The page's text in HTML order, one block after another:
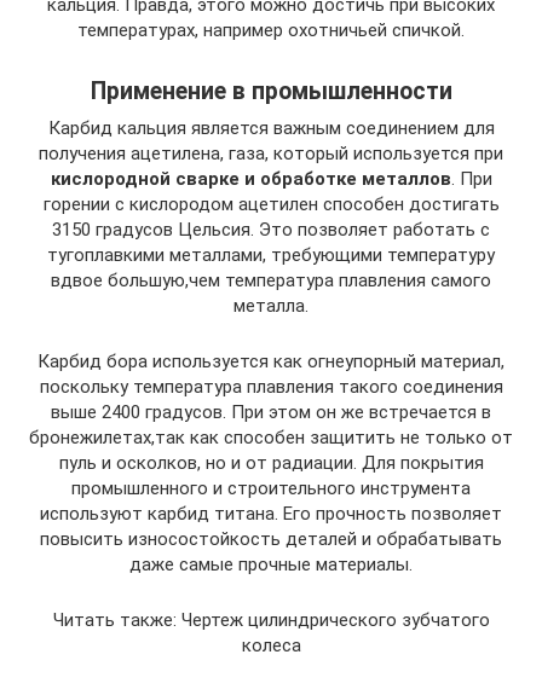
кальция. Правда, этого можно достичь при высоких
температурах, например охотничьей спичкой.
Применение в промышленности
Карбид кальция является важным соединением для
получения ацетилена, газа, который используется при
кислородной сварке и обработке металлов. При
горении с кислородом ацетилен способен достигать
3150 градусов Цельсия. Это позволяет работать с
тугоплавкими металлами, требующими температуру
вдвое большую,чем температура плавления самого
металла.
Карбид бора используется как огнеупорный материал,
поскольку температура плавления такого соединения
выше 2400 градусов. При этом он же встречается в
бронежилетах,так как способен защитить не только от
пуль и осколков, но и от радиации. Для покрытия
промышленного и строительного инструмента
используют карбид титана. Его прочность позволяет
повысить износостойкость деталей и обрабатывать
даже самые прочные материалы.
Читать также: Чертеж цилиндрического зубчатого
колеса